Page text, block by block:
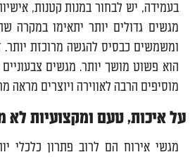
בעמידה, יש לבחור במנות קטנות,
מגשים גדולים יותר יתאימו במקרה
ומשמשים כבסיס להגשה מרוכזת יותר.
הוא פשוט מושך יותר. מגשים
מוסיפים הרבה לאווירה ויוצרים מראה
על איכות, טעם ומקצועיות
מגשי אירוח הם לרוב פתרון כלכלי